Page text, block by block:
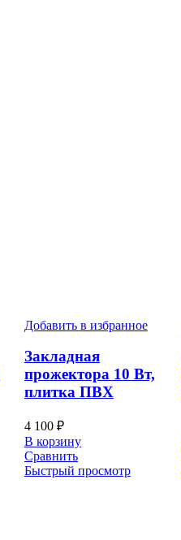
Добавить в избранное
Закладная
прожектора 10 Вт,
плитка ПВХ
4 100 ₽
В корзину
Сравнить
Быстрый просмотр